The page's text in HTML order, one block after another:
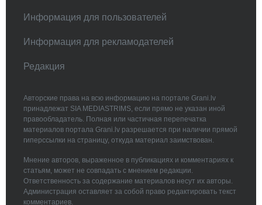
Информация для пользователей
Информация для рекламодателей
Редакция
Авторские права на всю информацию на портале Grani.lv
принадлежат SIA MEDIASTRIMS, если прямо не указан иной
правообладатель. Полная или частичная перепечатка
материалов портала Grani.lv разрешается при наличии прямой
гиперссылки на страницу, откуда материал заимствован.
Мнение авторов, выраженное в публикациях и комментариях к
статьям, может не совпадать с мнением редакции.
Ответственность за содержание материалов несут их авторы.
Администрация оставляет за собой право редактировать текст
комментариев.